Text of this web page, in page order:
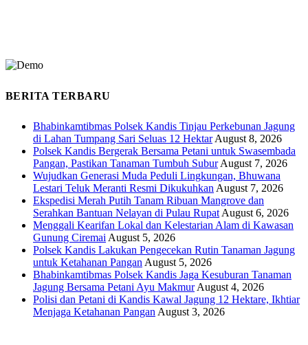
BERITA TERBARU
Bhabinkamtibmas Polsek Kandis Tinjau Perkebunan Jagung
di Lahan Tumpang Sari Seluas 12 Hektar August 8, 2026
Polsek Kandis Bergerak Bersama Petani untuk Swasembada
Pangan, Pastikan Tanaman Tumbuh Subur August 7, 2026
Wujudkan Generasi Muda Peduli Lingkungan, Bhuwana
Lestari Teluk Meranti Resmi Dikukuhkan August 7, 2026
Ekspedisi Merah Putih Tanam Ribuan Mangrove dan
Serahkan Bantuan Nelayan di Pulau Rupat August 6, 2026
Menggali Kearifan Lokal dan Kelestarian Alam di Kawasan
Gunung Ciremai August 5, 2026
Polsek Kandis Lakukan Pengecekan Rutin Tanaman Jagung
untuk Ketahanan Pangan August 5, 2026
Bhabinkamtibmas Polsek Kandis Jaga Kesuburan Tanaman
Jagung Bersama Petani Ayu Makmur August 4, 2026
Polisi dan Petani di Kandis Kawal Jagung 12 Hektare, Ikhtiar
Menjaga Ketahanan Pangan August 3, 2026